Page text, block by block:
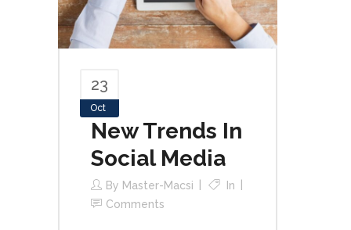
23
Oct
New Trends In
Social Media
By Master-Macsi
In
Comments